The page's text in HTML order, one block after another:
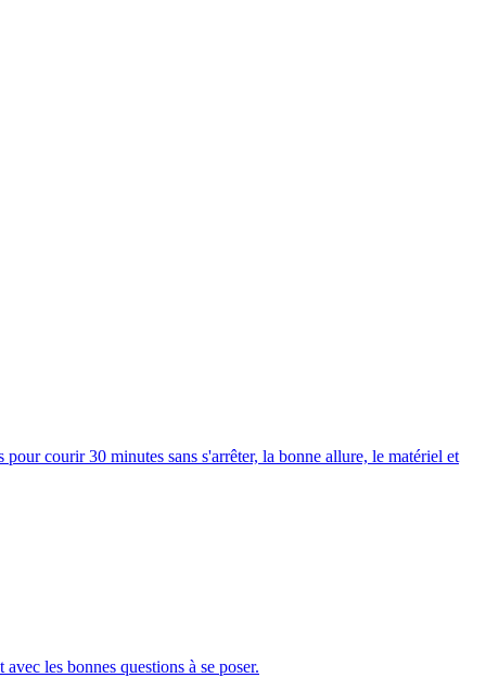
courir 30 minutes sans s'arrêter, la bonne allure, le matériel et
les bonnes questions à se poser.